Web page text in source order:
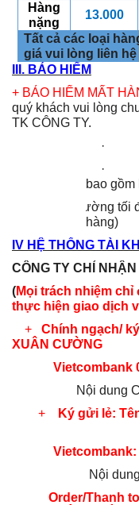
Hàng
nặng
13.000
Tất cả các loại
giá vui lòng liên
III. BẢO HIỂM
+ BẢO HIỂM MẤT
quý khách vui lòng
TK CÔNG TY.
· Giá trị
· Giá
bao
Bồi thường tối
IV HỆ THỐNG TÀI
CÔNG TY CHỈ
(Mọi trách nhiệm
thực hiện giao dịch
+ Chính ngạch/
XUÂN CƯỜNG
Nội dung
+
Ký gửi lẻ:
Vietcombank:
Nội dung
+Order/Thanh